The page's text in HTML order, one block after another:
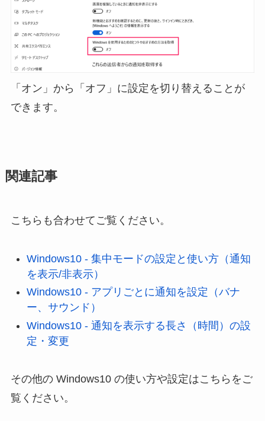
「オン」から「オフ」に設定を切り替えることが
できます。
関連記事
こちらも合わせてご覧ください。
Windows10 - 集中モードの設定と使い方（通知
を表示/非表示）
Windows10 - アプリごとに通知を設定（バナ
ー、サウンド）
Windows10 - 通知を表示する長さ（時間）の設
定・変更
その他の Windows10 の使い方や設定はこちらをご
覧ください。